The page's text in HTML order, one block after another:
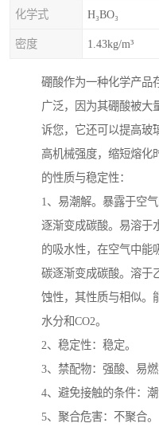
化学式 H₃BO₃
密度 1.43kg/m³
硼酸作为一种化学产品
广泛，因为其硼酸被大
诉您，它还可以提高玻
高机械强度，缩短熔化
的性质与稳定性：
1、易潮解。暴露于空
逐渐变成碳酸。易溶于
的吸水性，在空气中能
碳逐渐变成碳酸。溶于
蚀性，其性质与相似。
水分和CO2。
2、稳定性：稳定。
3、禁配物：强酸、易
4、避免接触的条件：潮
5、聚合危害：不聚合。